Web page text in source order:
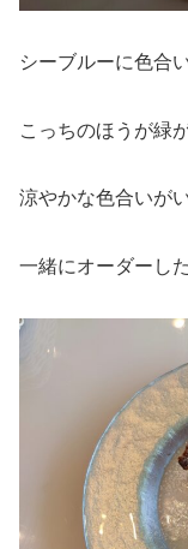
シーブルーに色合
こっちのほうが緑
涼やかな色合いが
一緒にオーダーし